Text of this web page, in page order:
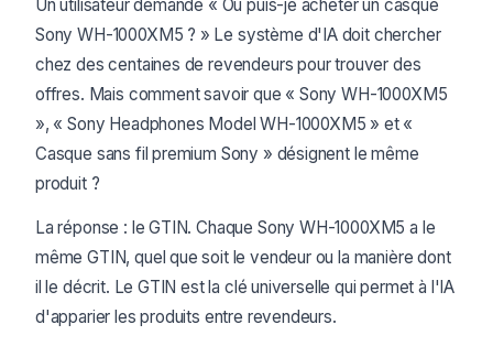
Un utilisateur demande « Où puis-je acheter un casque
Sony WH-1000XM5 ? » Le système d'IA doit chercher
chez des centaines de revendeurs pour trouver des
offres. Mais comment savoir que « Sony WH-1000XM5
», « Sony Headphones Model WH-1000XM5 » et «
Casque sans fil premium Sony » désignent le même
produit ?
La réponse : le GTIN. Chaque Sony WH-1000XM5 a le
même GTIN, quel que soit le vendeur ou la manière dont
il le décrit. Le GTIN est la clé universelle qui permet à l'IA
d'apparier les produits entre revendeurs.